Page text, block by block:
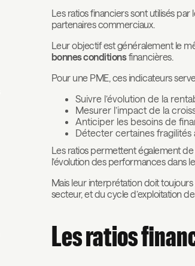
Les ratios financiers sont utilisés
partenaires commerciaux.
Leur objectif est généralement le
bonnes conditionsfinancières.
Pour une PME, ces indicateurs
Suivre l’évolution de la
Mesurer l’impact de la
Anticiper les besoins de
Détecter certaines fragilités
Les ratios permettent également
l’évolution des performances dans
Mais leur interprétation doit
secteur, et du cycle d’exploitation de
Les ratios